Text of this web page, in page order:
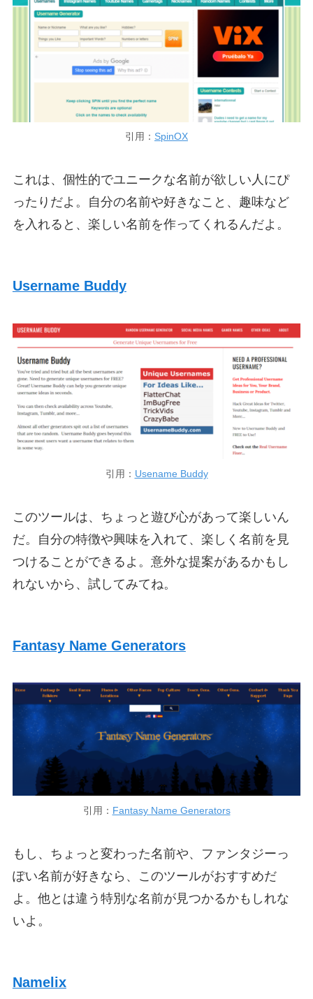
引用： SpinOX
これは、個性的でユニークな名前が欲しい人にぴ
ったりだよ。自分の名前や好きなこと、趣味など
を入れると、楽しい名前を作ってくれるんだよ。
Username Buddy
引用： Usename Buddy
このツールは、ちょっと遊び心があって楽しいん
だ。自分の特徴や興味を入れて、楽しく名前を見
つけることができるよ。意外な提案があるかもし
れないから、試してみてね。
Fantasy Name Generators
引用： Fantasy Name Generators
もし、ちょっと変わった名前や、ファンタジーっ
ぽい名前が好きなら、このツールがおすすめだ
よ。他とは違う特別な名前が見つかるかもしれな
いよ。
Namelix